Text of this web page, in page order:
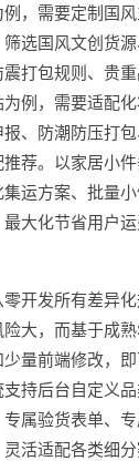
，需要定制国
选国风文创货
打包规则、贵
例，需要适配
、防潮防压打
荐。以家居小
运方案、批量
大化节省用户
开发所有差异
大，而基于成
量前端修改，
持后台自定义
属验货表单、
活适配各类细